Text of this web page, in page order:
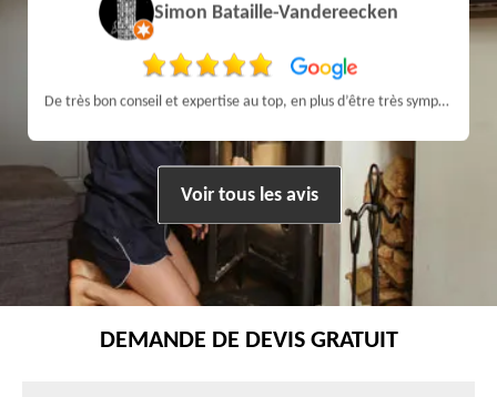
Simon Bataille-Vandereecken
De très bon conseil et expertise au top, en plus d’être très sympathique, je recommande! Nous avons été bien aidés et renseignés sur quoi faire de notre insert et son entretien futur, merci :)
Voir tous les avis
DEMANDE DE DEVIS GRATUIT